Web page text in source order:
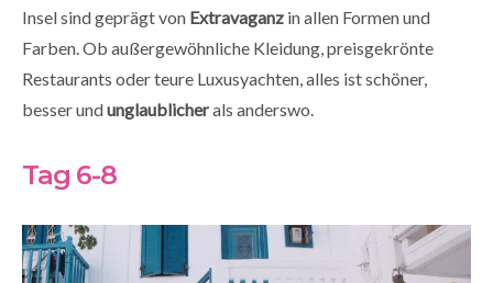
Insel sind geprägt von Extravaganz in allen Formen und
Farben. Ob außergewöhnliche Kleidung, preisgekrönte
Restaurants oder teure Luxusyachten, alles ist schöner,
besser undunglaublicherals anderswo.
Tag 6-8